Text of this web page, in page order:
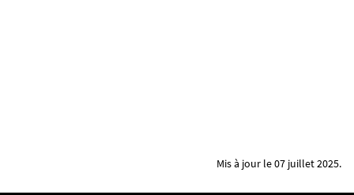
Mis à jour le 07 juillet 2025.